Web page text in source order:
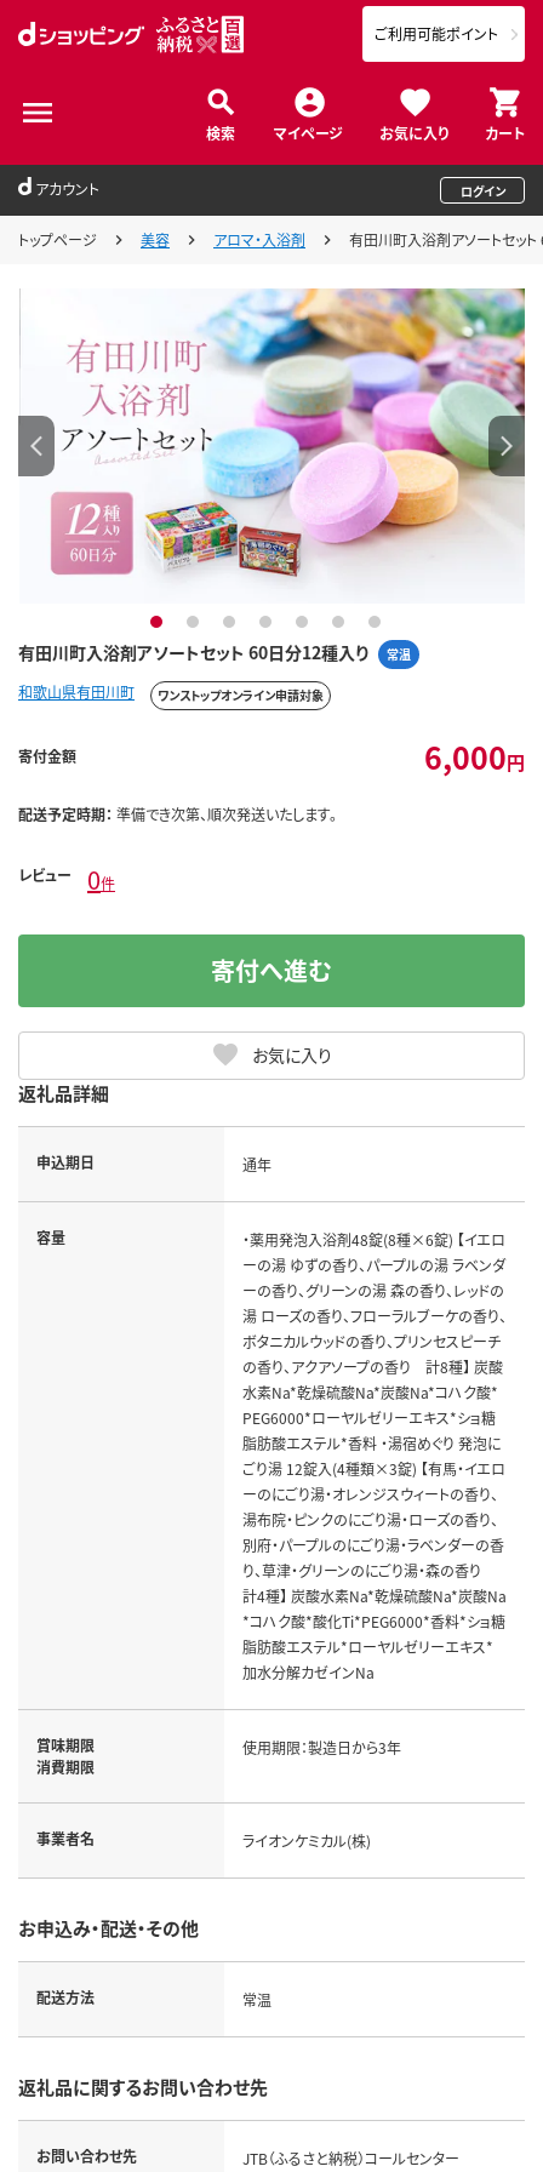
検索 マイページ お気に入り カート
ご利用可能ポイント
アカウント ログイン
トップページ 美容 アロマ・入浴剤 有田川町入浴剤アソートセッ
有田川町入浴剤アソートセット 60日分12種入り 常温
1 2 3 4 5 6 7
和歌山県有田川町 ワンストップオンライン申請対象
寄付金額 6,000円
配送予定時期： 準備でき次第、順次発送いたします。
レビュー 0件
お気に入り
寄付へ進む
返礼品詳細
申込期日 通年
容量
・薬用発泡入浴剤48錠(8種×6錠) 【イエロ
ーの湯 ゆずの香り、パープルの湯 ラベンダ
ーの香り、グリーンの湯 森の香り、レッドの
湯 ローズの香り、フローラルブーケの香り、
ボタニカルウッドの香り、プリンセスピーチ
の香り、アクアソープの香り 計8種】 炭酸
水素Na*乾燥硫酸Na*炭酸Na*コハク酸*
PEG6000*ローヤルゼリーエキス*ショ糖
脂肪酸エステル*香料 ・湯宿めぐり 発泡に
ごり湯 12錠入(4種類×3錠) 【有馬・イエロ
ーのにごり湯・オレンジスウィートの香り、
湯布院・ピンクのにごり湯・ローズの香り、
別府・パープルのにごり湯・ラベンダーの香
り、草津・グリーンのにごり湯・森の香り
計4種】 炭酸水素Na*乾燥硫酸Na*炭酸Na
*コハク酸*酸化Ti*PEG6000*香料*ショ糖
脂肪酸エステル*ローヤルゼリーエキス*
加水分解カゼインNa
賞味期限
消費期限
使用期限：製造日から3年
事業者名 ライオンケミカル(株)
お申込み・配送・その他
配送方法 常温
返礼品に関するお問い合わせ先
お問い合わせ先 JTB（ふるさと納税）コールセンター